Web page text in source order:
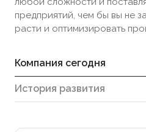
предприятий, чем бы вы не
расти и оптимизировать
Компания сегодня
История развития